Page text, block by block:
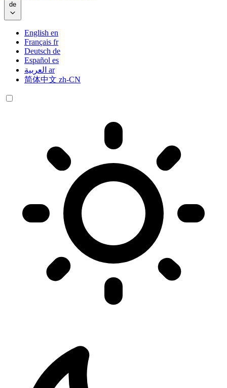
de
English en
Français fr
Deutsch de
Español es
العربية ar
简体中文 zh-CN